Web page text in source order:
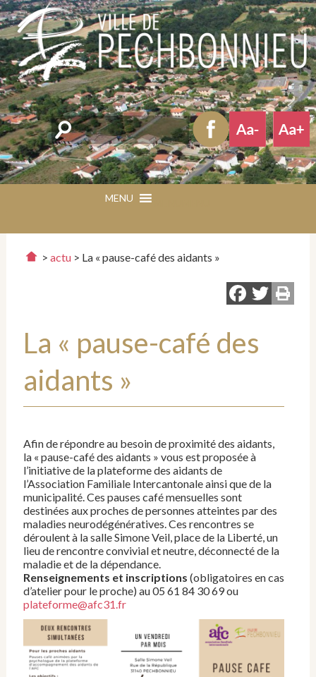
Rechercher
> actu> La « pause-café des aidants »
La « pause-café des
aidants »
Afin de répondre au besoin de proximité des aidants,
la « pause-café des aidants » vous est proposée à
l’initiative de la plateforme des aidants de
l’Association Familiale Intercantonale ainsi que de la
municipalité. Ces pauses café mensuelles sont
destinées aux proches de personnes atteintes par des
maladies neurodégénératives. Ces rencontres se
déroulent à la salle Simone Veil, place de la Liberté, un
lieu de rencontre convivial et neutre, déconnecté de la
maladie et de la dépendance.
Renseignements et inscriptions (obligatoires en cas
d’atelier pour le proche) au 05 61 84 30 69 ou
plateforme@afc31.fr